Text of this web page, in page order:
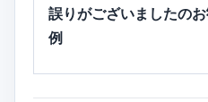
誤りがございましたの
例